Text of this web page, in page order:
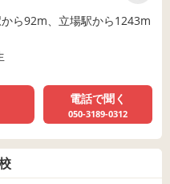
ら92m、立場駅から1243m
電話で聞く
050-3189-0312